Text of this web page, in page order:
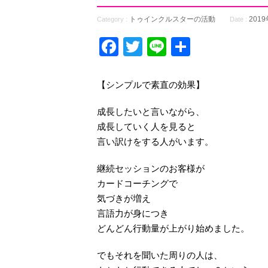
Category : トゥインクルスターの活動 Date : 2019
Facebook
Twitter
Line
【シンプルで素直の効果】
成長したいと言いながら、
成長していく人を見ると
言い訳けをする人がいます。
継続セッションのお客様が
カードコーチングで
気づきが増え
言語力が身につき
どんどん行動量が上がり始めました。
でもそれを聞いた周りの人は、